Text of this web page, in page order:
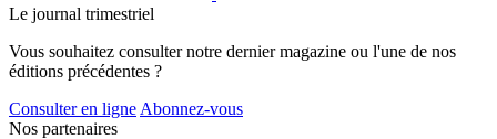
Le journal trimestriel
Vous souhaitez consulter notre dernier magazine ou l'une de nos
éditions précédentes ?
Consulter en ligne Abonnez-vous
Nos partenaires